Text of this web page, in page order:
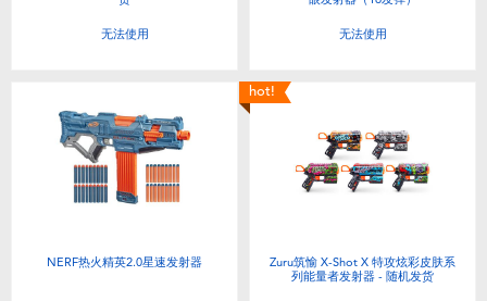
无法使用 无法使用
NERF热火精英2.0星速发射器
hot!
Zuru筑愉 X-Shot X 特攻炫彩皮肤系
列能量者发射器 - 随机发货